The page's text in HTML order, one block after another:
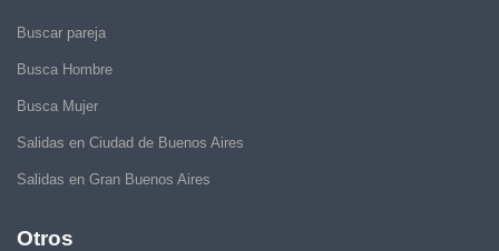
Buscar pareja
Busca Hombre
Busca Mujer
Salidas en Ciudad de Buenos Aires
Salidas en Gran Buenos Aires
Otros